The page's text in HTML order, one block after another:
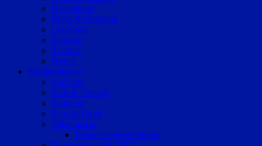
Gesundheit
Reise & Erholung
Life-Style
Karriere
Technik
Wetter
Sonderthemen
Podcasts
Kids & Teenies
Senioren
Katz & Hund
Valentinstag
Meine Liebeserklärung